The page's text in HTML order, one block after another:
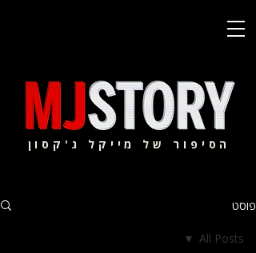
הסיפור של מייקל ג'קסון
פוסט
All Posts